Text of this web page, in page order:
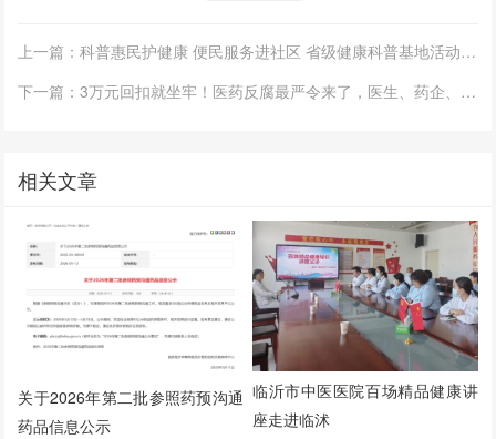
上一篇：科普惠民护健康 便民服务进社区 省级健康科普基地活动周启幕
下一篇：3万元回扣就坐牢！医药反腐最严令来了，医生、药企、医药代表将无一幸免
相关文章
关于2026年第二批参照药预沟通
药品信息公示
临沂市中医医院百场精品健康讲
座走进临沭